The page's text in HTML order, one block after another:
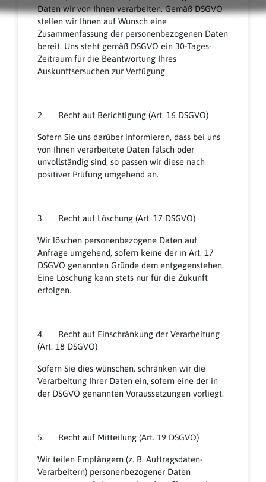
Daten wir von Ihnen verarbeiten. Gemäß DSGVO
stellen wir Ihnen auf Wunsch eine
Zusammenfassung der personenbezogenen Daten
bereit. Uns steht gemäß DSGVO ein 30-Tages-
Zeitraum für die Beantwortung Ihres
Auskunftsersuchen zur Verfügung.
2. Recht auf Berichtigung (Art. 16 DSGVO)
Sofern Sie uns darüber informieren, dass bei uns
von Ihnen verarbeitete Daten falsch oder
unvollständig sind, so passen wir diese nach
positiver Prüfung umgehend an.
3. Recht auf Löschung (Art. 17 DSGVO)
Wir löschen personenbezogene Daten auf
Anfrage umgehend, sofern keine der in Art. 17
DSGVO genannten Gründe dem entgegenstehen.
Eine Löschung kann stets nur für die Zukunft
erfolgen.
4. Recht auf Einschränkung der Verarbeitung
(Art. 18 DSGVO)
Sofern Sie dies wünschen, schränken wir die
Verarbeitung Ihrer Daten ein, sofern eine der in
der DSGVO genannten Voraussetzungen vorliegt.
5. Recht auf Mitteilung (Art. 19 DSGVO)
Wir teilen Empfängern (z. B. Auftragsdaten-
Verarbeitern) personenbezogener Daten